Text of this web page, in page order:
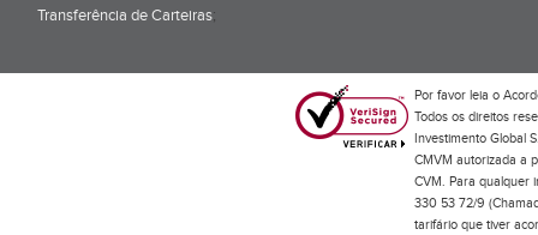
Transferência de Carteiras;
Por favor leia o
Todos os direitos
Investimento Global
CMVM autorizada a
CVM. Para qualquer
330 53 72/9
tarifário que tiver